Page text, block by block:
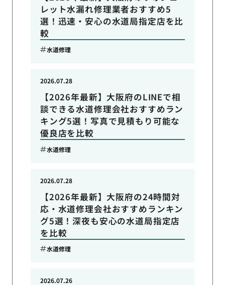
レット水漏れ修理業者おすすめ5
選！迅速・安心の水道局指定店を比
較
水道修理
【2026年最新】大阪府のLINEで相
談できる水道修理会社おすすめラン
キング5選！写真で見積もり可能な
優良店を比較
2026.07.28
水道修理
【2026年最新】大阪府の24時間対
応・水道修理会社おすすめランキン
グ5選！深夜も安心の水道局指定店
を比較
2026.07.28
水道修理
2026.07.26